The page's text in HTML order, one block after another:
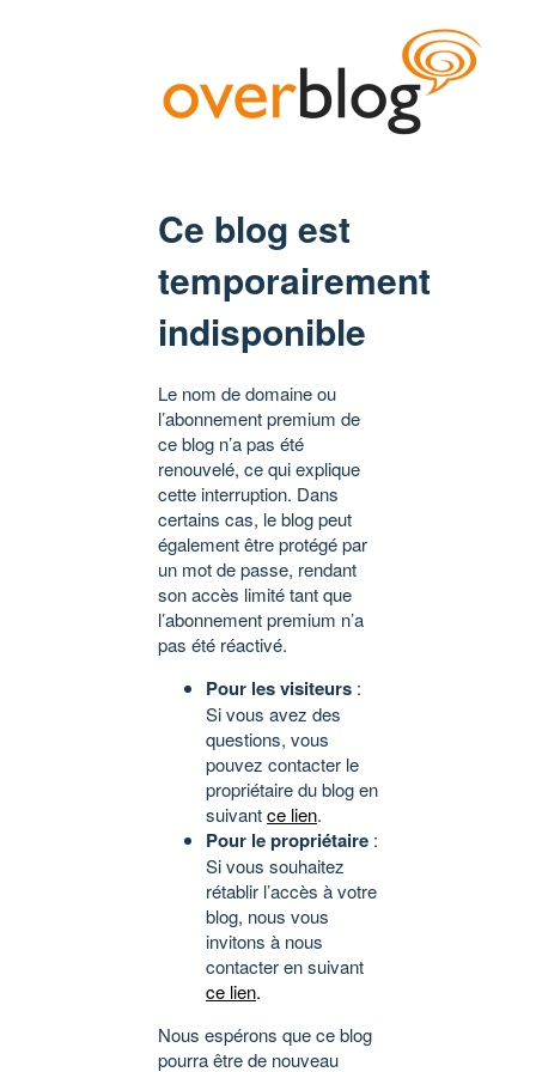
Ce blog est
temporairement
indisponible
Le nom de domaine ou
l’abonnement premium de
ce blog n’a pas été
renouvelé, ce qui explique
cette interruption. Dans
certains cas, le blog peut
également être protégé par
un mot de passe, rendant
son accès limité tant que
l’abonnement premium n’a
pas été réactivé.
Pour les visiteurs :
Si vous avez des
questions, vous
pouvez contacter le
propriétaire du blog en
suivantce lien.
Pour le propriétaire :
Si vous souhaitez
rétablir l’accès à votre
blog, nous vous
invitons à nous
contacter en suivant
ce lien.
Nous espérons que ce blog
pourra être de nouveau